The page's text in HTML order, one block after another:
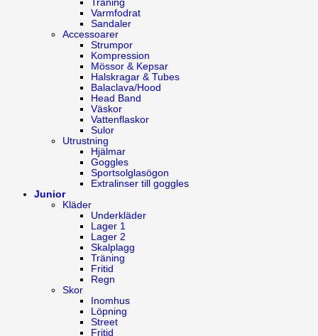
Träning
Varmfodrat
Sandaler
Accessoarer
Strumpor
Kompression
Mössor & Kepsar
Halskragar & Tubes
Balaclava/Hood
Head Band
Väskor
Vattenflaskor
Sulor
Utrustning
Hjälmar
Goggles
Sportsolglasögon
Extralinser till goggles
Junior
Kläder
Underkläder
Lager 1
Lager 2
Skalplagg
Träning
Fritid
Regn
Skor
Inomhus
Löpning
Street
Fritid